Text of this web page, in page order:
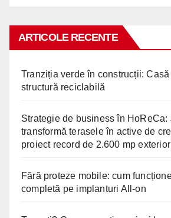
ARTICOLE RECENTE
Tranziția verde în construcții:
structură reciclabilă
Strategie de business în HoReCa:
transformă terasele în active de
proiect record de 2.600 mp
Fără proteze mobile: cum
completă pe implanturi All-on